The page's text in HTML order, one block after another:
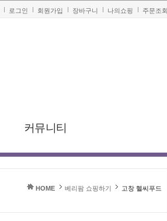
로그인 회원가입 장바구니 나의쇼핑 주문조회
커뮤니티
HOME 베리팜 쇼핑하기 고창 헬씨푸드